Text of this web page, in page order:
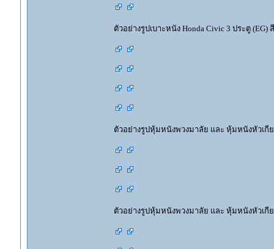
ตัวอย่างรูปเบาะหนัง Honda Civic 3 ประตู
ตัวอย่างรูปหุ้มหนังพวงมาลัย และ หุ้มหนังหัวเกี
ตัวอย่างรูปหุ้มหนังพวงมาลัย และ หุ้มหนังหัวเกีย